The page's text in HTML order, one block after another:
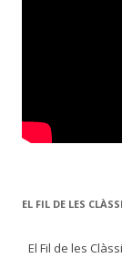
EL FIL DE LES
El Fil de les